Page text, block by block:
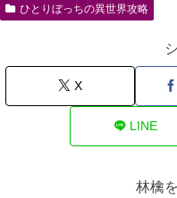
ひとりぼっちの異世界攻略
X
LINE
林檎